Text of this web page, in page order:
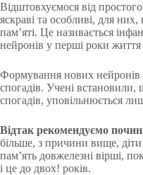
Відштовхуємося від
яскраві та особливі, для них,
пам’яті. Це називається
нейронів у перші роки
Формування нових нейронів
спогадів. Учені встановили,
спогадів, уповільнюється
Відтак рекомендуємо
більше, з причини вище,
пам’ять довжелезні вірші,
і це до двох! років.